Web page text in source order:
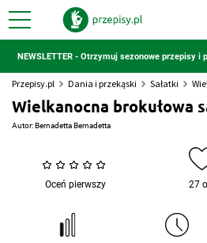
NEWSLETTER - Otrzymuj sezonowe przepisy i
Przepisy.pl Dania i przekąski Sałatki
Wielkanocna brokułowa
Autor:Bernadetta Bernadetta
Oceń pierwszy 27